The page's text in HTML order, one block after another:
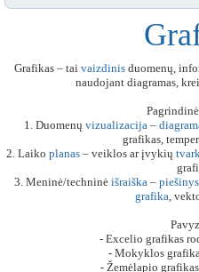
Grafikas – tai vaizdinisduomenų,
naudojant diagramas,
1. Duomenų vizualizacija –
grafikas,
2. Laiko planas– veiklos ar įvykių
3. Meninė/techninė išraiška – piešinys
grafika,
- Excelio grafikas
- Mokyklos
- Žemėlapio